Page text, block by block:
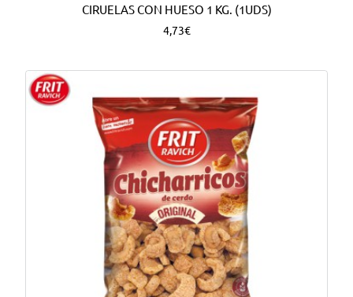
CIRUELAS CON HUESO 1 KG. (1UDS)
4,73€